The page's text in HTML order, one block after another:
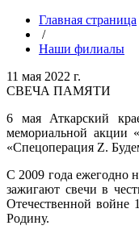
Главная страница
/
Наши филиалы
11 мая 2022 г.
СВЕЧА ПАМЯТИ
6 мая Аткарский
мемориальной акции
«Спецоперация Z.
С 2009 года ежегодно
зажигают свечи в
Отечественной войне
Родину.